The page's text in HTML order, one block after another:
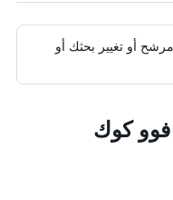
أو تغيير بحثك أو
كوك